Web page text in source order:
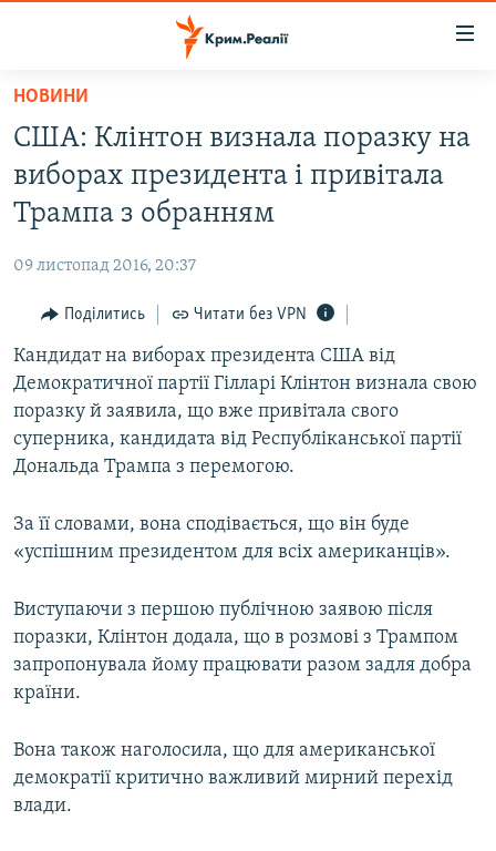
Перейти
основного
матеріалу
Перейти
до
основної
Перейти
пошуку
ВОДА.КРИМ
ВІДЕО ТА ФОТО
БЛОГИ
ПОГЛЯД
ІНТЕРВ'Ю
ВСЕ ЗА ДЕНЬ
СПЕЦПРОЕКТИ
ДЕПОРТАЦІЯ
ВІДЕОУРОКИ «ELIFBE»
СВІДЧЕННЯ ОКУПАЦІЇ
ІНФОГРАФІКА
ЯК ОБІЙТИ БЛОКУВАННЯ
Русский
ДОЛУЧАЙСЯ!
НОВИНИ
США: Клінтон визнала поразку на
виборах президента і привітала
Трампа з обранням
09 листопад 2016, 20:37
Поділитись Читати без VPN
Кандидат на виборах президента США від
Демократичної партії Гілларі Клінтон визнала свою
поразку й заявила, що вже привітала свого
суперника, кандидата від Республіканської партії
Дональда Трампа з перемогою.
За її словами, вона сподівається, що він буде
«успішним президентом для всіх американців».
Виступаючи з першою публічною заявою після
поразки, Клінтон додала, що в розмові з Трампом
запропонувала йому працювати разом задля добра
країни.
Вона також наголосила, що для американської
демократії критично важливий мирний перехід
влади.